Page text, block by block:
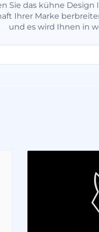
Sie das kühne
Ihrer Marke
und es wird Ihnen in